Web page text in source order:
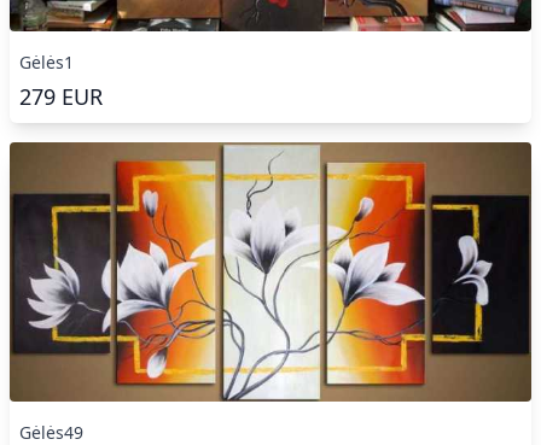
Gėlės1
279 EUR
Gėlės49